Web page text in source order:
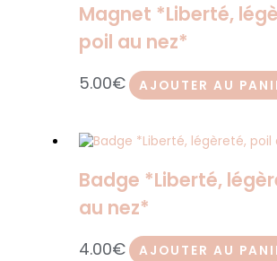
Magnet *Liberté,
poil au nez*
5.00€ AJOUTER AU
Badge *Liberté,
au nez*
4.00€ AJOUTER AU